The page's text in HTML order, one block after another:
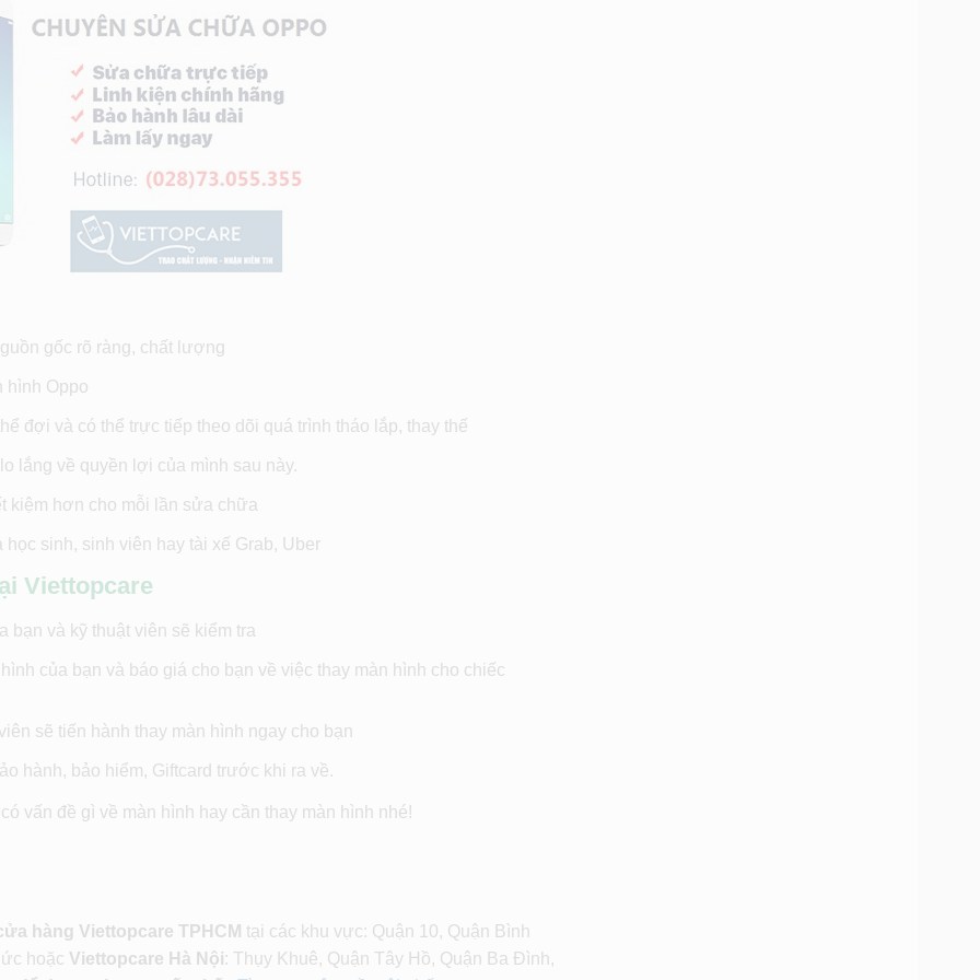
gốc rõ ràng, chất lượng
hình Oppo
đợi và có thể trực tiếp theo dõi quá trình tháo lắp, thay thế
lắng về quyền lợi của mình sau này.
kiệm hơn cho mỗi lần sửa chữa
sinh, sinh viên hay tài xế Grab, Uber
Viettopcare
bạn và kỹ thuật viên sẽ kiểm tra
của bạn và báo giá cho bạn về việc thay màn hình cho chiếc
sẽ tiến hành thay màn hình ngay cho bạn
hành, bảo hiểm, Giftcard trước khi ra về.
vấn đề gì về màn hình hay cần thay màn hình nhé!
hàng Viettopcare TPHCM tại các khu vực: Quận 10, Quận Bình
hoặc Viettopcare Hà Nội: Thụy Khuê, Quận Tây Hồ, Quận Ba Đình,